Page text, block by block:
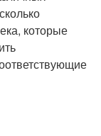
которые